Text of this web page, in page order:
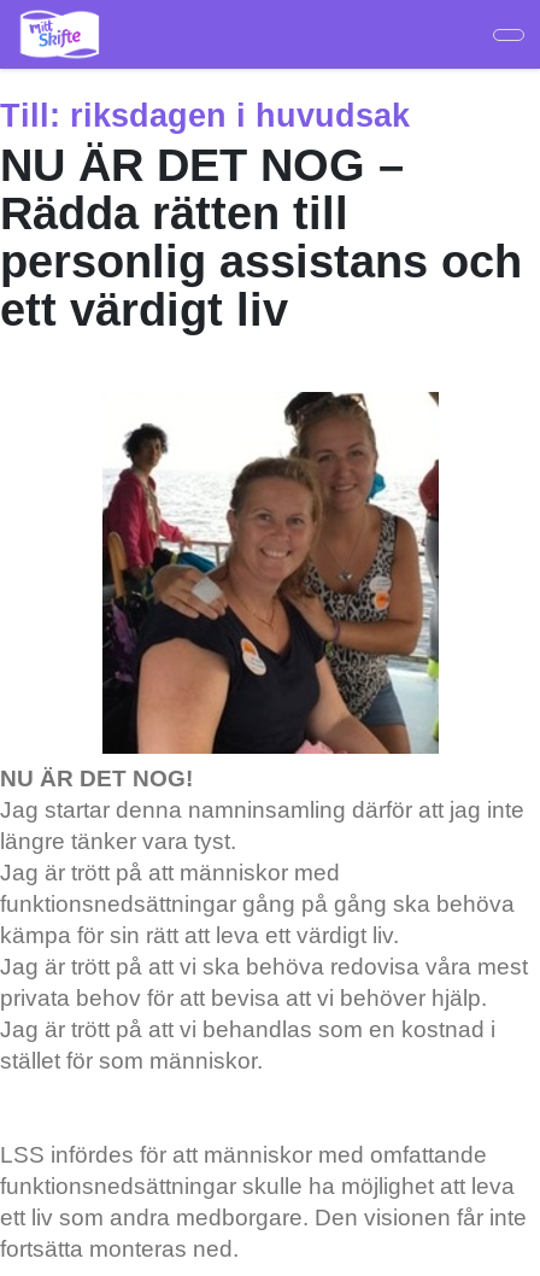
Hoppa
huvudinnehåll
Till: riksdagen i huvudsak
NU ÄR DET NOG –
Rädda rätten till
personlig assistans och
ett värdigt liv
NU ÄR DET NOG!
Jag startar denna namninsamling därför att jag inte
längre tänker vara tyst.
Jag är trött på att människor med
funktionsnedsättningar gång på gång ska behöva
kämpa för sin rätt att leva ett värdigt liv.
Jag är trött på att vi ska behöva redovisa våra mest
privata behov för att bevisa att vi behöver hjälp.
Jag är trött på att vi behandlas som en kostnad i
stället för som människor.
LSS infördes för att människor med omfattande
funktionsnedsättningar skulle ha möjlighet att leva
ett liv som andra medborgare. Den visionen får inte
fortsätta monteras ned.